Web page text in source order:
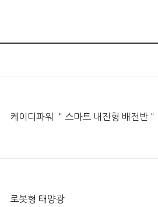
케이디파워 ＂스마트 내진형 배전반＂
로봇형 태양광